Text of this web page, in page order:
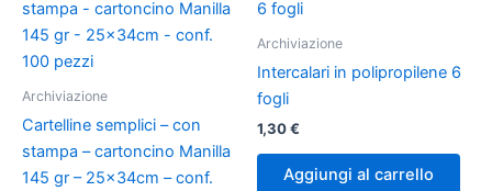
Archiviazione
Cartelline semplici – con
stampa – cartoncino Manilla
145 gr – 25x34cm – conf.
prodotto
ha
opzioni
Archiviazione
Intercalari in polipropilene 6
fogli
1,30€
Aggiungi al carrello